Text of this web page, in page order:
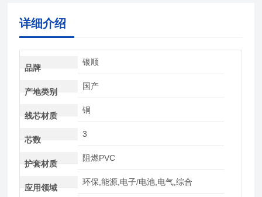
详细介绍
品牌
银顺
产地类别
国产
线芯材质
铜
芯数
3
护套材质
阻燃PVC
应用领域
环保,能源,电子/电池,电气,综合